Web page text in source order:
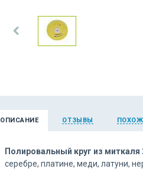
ОПИСАНИЕ ОТЗЫВЫ
Полировальный круг из
серебре, платине, меди, латуни,